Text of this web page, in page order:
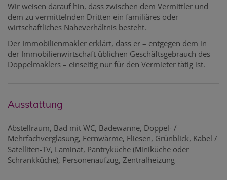
Wir weisen darauf hin, dass zwischen dem Vermittler und
dem zu vermittelnden Dritten ein familiäres oder
wirtschaftliches Naheverhältnis besteht.
Der Immobilienmakler erklärt, dass er – entgegen dem in
der Immobilienwirtschaft üblichen Geschäftsgebrauch des
Doppelmaklers – einseitig nur für den Vermieter tätig ist.
Ausstattung
Abstellraum Bad mit WC Badewanne Doppel- /
Mehrfachverglasung Fernwärme Fliesen Grünblick Kabel /
Satelliten-TV Laminat Pantryküche (Miniküche oder
Schrankküche) Personenaufzug Zentralheizung